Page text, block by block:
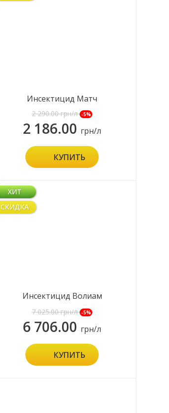
Инсектицид Матч
2 290.00грн/л -5%
2 186.00 грн/л
КУПИТЬ
ХИТ
СКИДКА
Инсектицид Волиам
7 025.00грн/л -5%
6 706.00 грн/л
КУПИТЬ